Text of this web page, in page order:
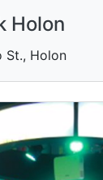
Holon
St., Holon